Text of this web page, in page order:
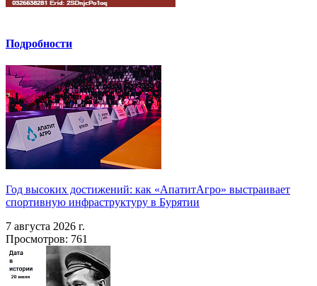
Подробности
Год высоких достижений: как «АпатитАгро» выстраивает
спортивную инфраструктуру в Бурятии
7 августа 2026 г.
Просмотров: 761